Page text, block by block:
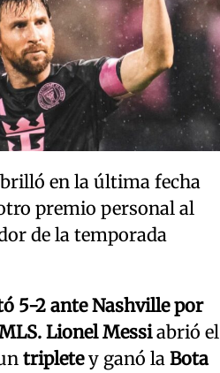
en la última fecha
premio personal al
de la temporada
5-2 ante Nashville por
Lionel Messiabrió el
tripletey ganó la Bota